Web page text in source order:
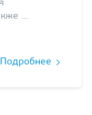
…
Подробнее